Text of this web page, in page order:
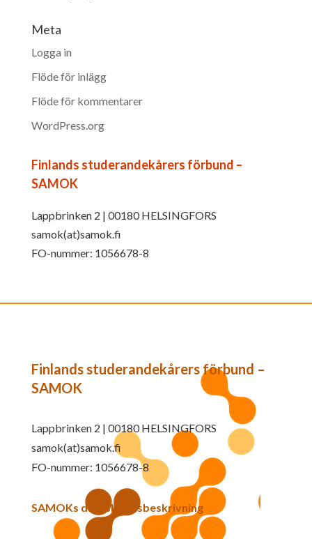
Meta
Logga in
Flöde för inlägg
Flöde för kommentarer
WordPress.org
Finlands studerandekårers förbund –
SAMOK
Lappbrinken 2 | 00180 HELSINGFORS
samok(at)samok.fi
FO-nummer: 1056678-8
Finlands studerandekårers förbund –
SAMOK
Lappbrinken 2 | 00180 HELSINGFORS
samok(at)samok.fi
FO-nummer: 1056678-8
SAMOKs dataskyddsbeskrivning